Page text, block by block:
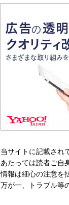
当サイトに記載され
あたっては読者ご自
情報は細心の注意を
万が一、トラブル等